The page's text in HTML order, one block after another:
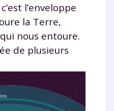
c’est l’enveloppe
la Terre,
nous entoure.
de plusieurs